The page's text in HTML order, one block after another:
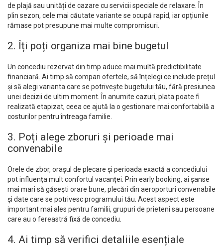
de plajă sau unități de cazare cu servicii speciale de relaxare. În
plin sezon, cele mai căutate variante se ocupă rapid, iar opțiunile
rămase pot presupune mai multe compromisuri.
2. Îți poți organiza mai bine bugetul
Un concediu rezervat din timp aduce mai multă predictibilitate
financiară. Ai timp să compari ofertele, să înțelegi ce include prețul
și să alegi varianta care se potrivește bugetului tău, fără presiunea
unei decizii de ultim moment. În anumite cazuri, plata poate fi
realizată etapizat, ceea ce ajută la o gestionare mai confortabilă a
costurilor pentru întreaga familie.
3. Poți alege zboruri și perioade mai
convenabile
Orele de zbor, orașul de plecare și perioada exactă a concediului
pot influența mult confortul vacanței. Prin early booking, ai șanse
mai mari să găsești orare bune, plecări din aeroporturi convenabile
și date care se potrivesc programului tău. Acest aspect este
important mai ales pentru familii, grupuri de prieteni sau persoane
care au o fereastră fixă de concediu.
4. Ai timp să verifici detaliile esențiale